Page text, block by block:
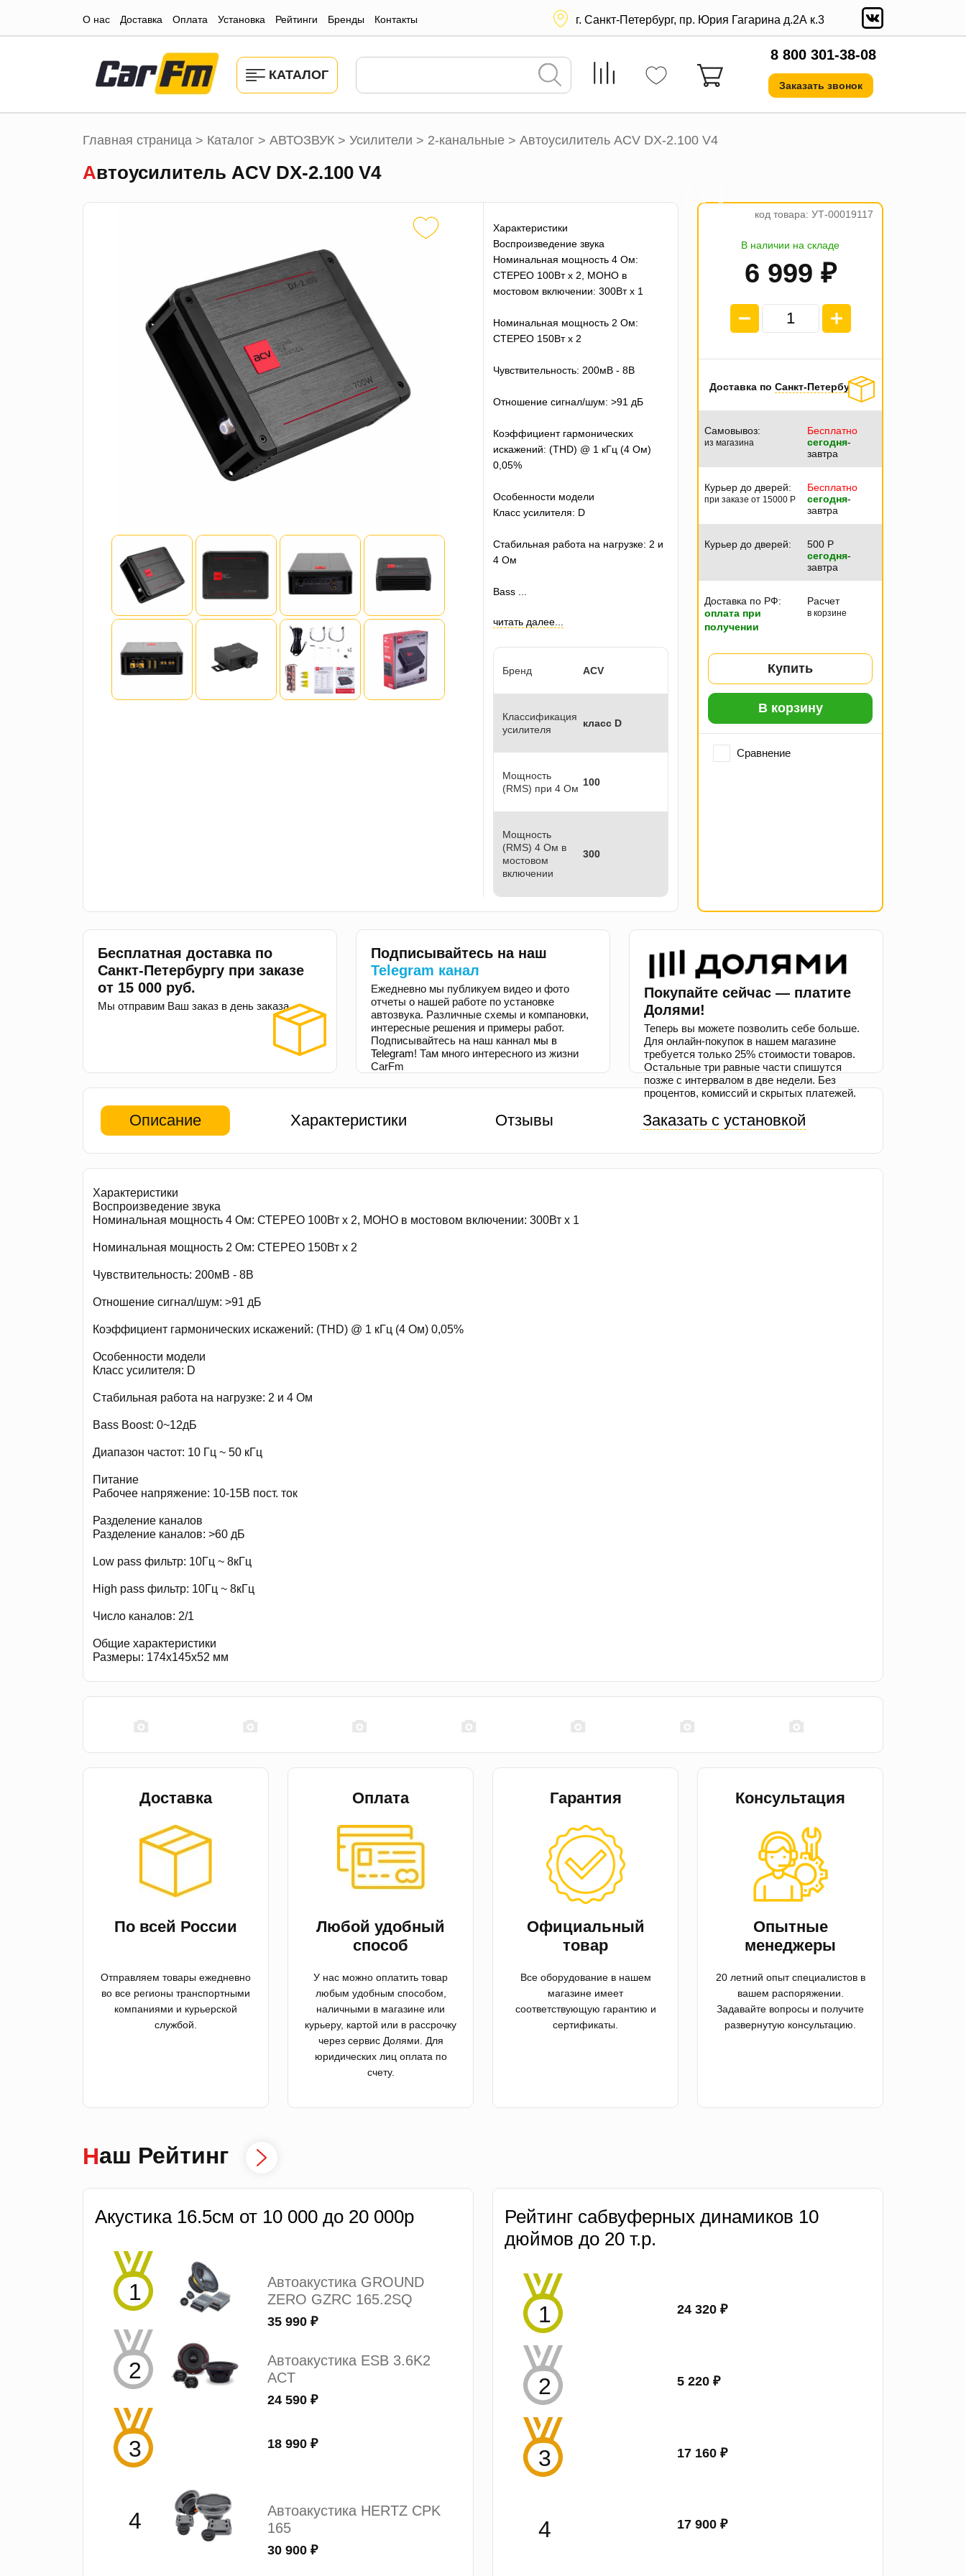
О нас Доставка Оплата Установка Рейтинги Бренды Контакты г. Санкт-Петербург, пр. Юрия Гагарина д.2А к.3
КАТАЛОГ
8 800 301-38-08
Заказать звонок
Главная страница > Каталог > АВТОЗВУК > Усилители > 2-канальные > Автоусилитель ACV DX-2.100 V4
Автоусилитель ACV DX-2.100 V4
Характеристики
Воспроизведение звука
Номинальная мощность 4 Ом:
СТЕРЕО 100Вт х 2, MOHO в
мостовом включении: 300Вт х 1
Номинальная мощность 2 Ом:
СТЕРЕО 150Вт х 2
Чувствительность: 200мВ - 8В
Отношение сигнал/шум: >91 дБ
Коэффициент гармонических
искажений: (THD) @ 1 кГц (4 Ом)
0,05%
Особенности модели
Класс усилителя: D
Стабильная работа на нагрузке: 2 и
4 Ом
Bass ...
читать далее...
Бренд ACV
Классификация
усилителя
класс D
Мощность
(RMS) при 4 Ом
100
Мощность
(RMS) 4 Ом в
мостовом
включении
300
код товара: УТ-00019117
В наличии на складе
6 999 ₽
а
5
Доставка по Санкт-Петербургу
Самовывоз:
из магазина
Бесплатно
сегодня-
завтра
Курьер до дверей:
при заказе от 15000 P
Бесплатно
сегодня-
завтра
Курьер до дверей: 500 P
сегодня-
завтра
Доставка по РФ:
оплата при
получении
Расчет
в корзине
Купить
В корзину
Сравнение
Бесплатная доставка по
Санкт-Петербургу при заказе
от 15 000 руб.
Мы отправим Ваш заказ в день заказа.
Подписывайтесь на наш
Telegram канал
Ежедневно мы публикуем видео и фото
отчеты о нашей работе по установке
автозвука. Различные схемы и компановки,
интересные решения и примеры работ.
Подписывайтесь на наш каннал мы в
Telegram! Там много интересного из жизни
CarFm
Покупайте сейчас — платите
Долями!
Теперь вы можете позволить себе больше.
Для онлайн-покупок в нашем магазине
требуется только 25% стоимости товаров.
Остальные три равные части спишутся
позже с интервалом в две недели. Без
процентов, комиссий и скрытых платежей.
Описание Характеристики Отзывы Заказать с установкой
Характеристики
Воспроизведение звука
Номинальная мощность 4 Ом: СТЕРЕО 100Вт х 2, MOHO в мостовом включении: 300Вт х 1
Номинальная мощность 2 Ом: СТЕРЕО 150Вт х 2
Чувствительность: 200мВ - 8В
Отношение сигнал/шум: >91 дБ
Коэффициент гармонических искажений: (THD) @ 1 кГц (4 Ом) 0,05%
Особенности модели
Класс усилителя: D
Стабильная работа на нагрузке: 2 и 4 Ом
Bass Boost: 0~12дБ
Диапазон частот: 10 Гц ~ 50 кГц
Питание
Рабочее напряжение: 10-15В пост. ток
Разделение каналов
Разделение каналов: >60 дБ
Low pass фильтр: 10Гц ~ 8кГц
High pass фильтр: 10Гц ~ 8кГц
Число каналов: 2/1
Общие характеристики
Размеры: 174x145x52 мм
Доставка
По всей России
Отправляем товары ежедневно
во все регионы транспортными
компаниями и курьерской
службой.
Оплата
Любой удобный
способ
У нас можно оплатить товар
любым удобным способом,
наличными в магазине или
курьеру, картой или в рассрочку
через сервис Долями. Для
юридических лиц оплата по
счету.
Гарантия
Официальный
товар
Все оборудование в нашем
магазине имеет
соответствующую гарантию и
сертификаты.
Консультация
Опытные
менеджеры
20 летний опыт специалистов в
вашем распоряжении.
Задавайте вопросы и получите
развернутую консультацию.
Наш Рейтинг
Акустика 16.5см от 10 000 до 20 000р
Автоакустика GROUND
ZERO GZRC 165.2SQ
35 990 ₽
Автоакустика ESB 3.6K2
ACT
24 590 ₽
18 990 ₽
Автоакустика HERTZ CPK
165
30 900 ₽
Рейтинг сабвуферных динамиков 10
дюймов до 20 т.р.
24 320 ₽
5 220 ₽
17 160 ₽
17 900 ₽